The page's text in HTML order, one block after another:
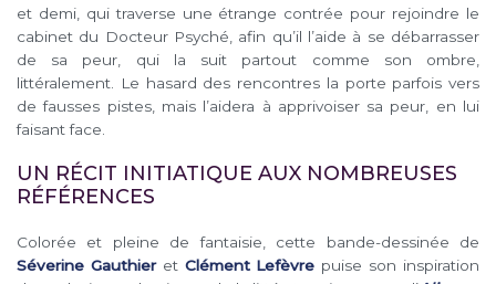
et demi, qui traverse une étrange contrée pour rejoindre le
cabinet du Docteur Psyché, afin qu’il l’aide à se débarrasser
de sa peur, qui la suit partout comme son ombre,
littéralement. Le hasard des rencontres la porte parfois vers
de fausses pistes, mais l’aidera à apprivoiser sa peur, en lui
faisant face.
UN RÉCIT INITIATIQUE AUX NOMBREUSES
RÉFÉRENCES
Colorée et pleine de fantaisie, cette bande-dessinée de
Séverine Gauthieret Clément Lefèvre puise son inspiration